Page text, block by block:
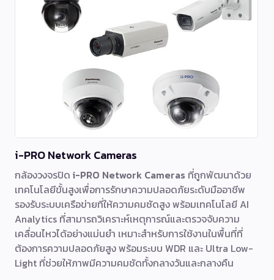
i-PRO Network Cameras
กล้องวงจรปิด i-PRO Network Cameras ที่ถูกพัฒนาด้วย
เทคโนโลยีขั้นสูงเพื่อการรักษาความปลอดภัยระดับมืออาชีพ
รองรับระบบเครือข่ายที่ให้ความคมชัดสูง พร้อมเทคโนโลยี AI
Analytics ที่สามารถวิเคราะห์เหตุการณ์และตรวจจับความ
เคลื่อนไหวได้อย่างแม่นยำ เหมาะสำหรับการใช้งานในพื้นที่ที่
ต้องการความปลอดภัยสูง พร้อมระบบ WDR และ Ultra Low-
Light ที่ช่วยให้ภาพมีความคมชัดทั้งกลางวันและกลางคืน